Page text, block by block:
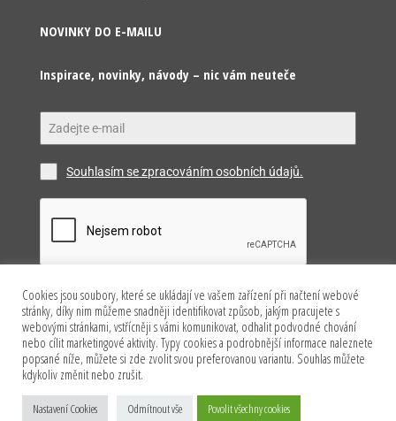
NOVINKY DO E-MAILU
Inspirace, novinky, návody – nic vám neuteče
Souhlasím se zpracováním osobních údajů.
Odeslat
vyhrazena.
Cookies jsou soubory, které se ukládají ve vašem zařízení při načtení webové
stránky, díky nim můžeme snadněji identifikovat způsob, jakým pracujete s
webovými stránkami, vstřícněji s vámi komunikovat, odhalit podvodné chování
nebo cílit marketingové aktivity. Typy cookies a podrobnější informace naleznete
popsané níže, můžete si zde zvolit svou preferovanou variantu. Souhlas můžete
kdykoliv změnit nebo zrušit.
Nastavení Cookies Odmítnout vše Povolit všechny cookies